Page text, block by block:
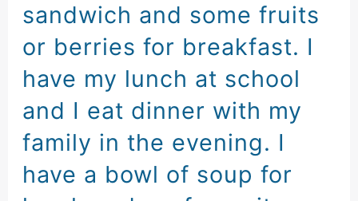
sandwich and some fruits
or berries for breakfast. I
have my lunch at school
and I eat dinner with my
family in the evening. I
have a bowl of soup for